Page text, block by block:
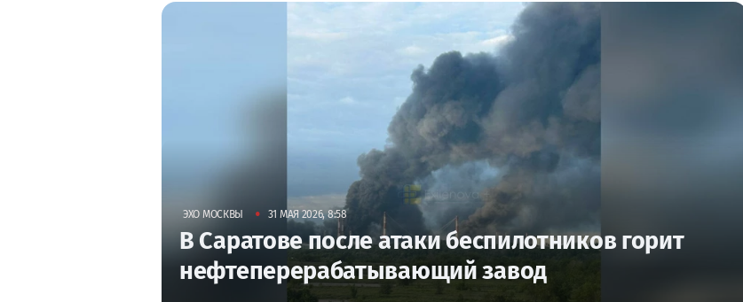
ЭХО МОСКВЫ • 31 МАЯ 2026, 8:58
В Саратове после атаки беспилотников горит
нефтеперерабатывающий завод